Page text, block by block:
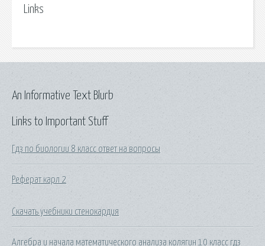
Links
Links to Important Stuff
Гдз по биологии 8 класс ответ на вопросы
Реферат карл 2
Скачать учебники стенокардия
Алгебра и начала математического анализа колягин 10 класс гдз
An Informative Text Blurb